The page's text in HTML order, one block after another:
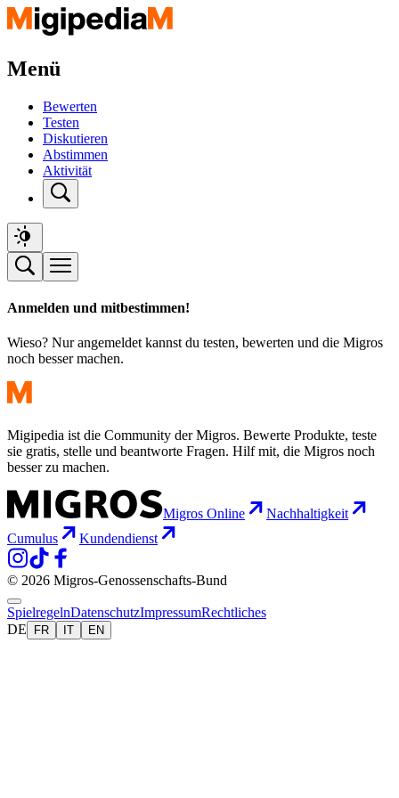
Menü
Bewerten
Testen
Diskutieren
Abstimmen
Aktivität
Anmelden und mitbestimmen!
Wieso? Nur angemeldet kannst du testen, bewerten und die Migros
noch besser machen.
Migipedia ist die Community der Migros. Bewerte Produkte, teste
sie gratis, stelle und beantworte Fragen. Hilf mit, die Migros noch
besser zu machen.
Migros Online
Nachhaltigkeit
Cumulus
Kundendienst
© 2026 Migros-Genossenschafts-Bund
SpielregelnDatenschutzImpressumRechtliches
DE
FR IT EN